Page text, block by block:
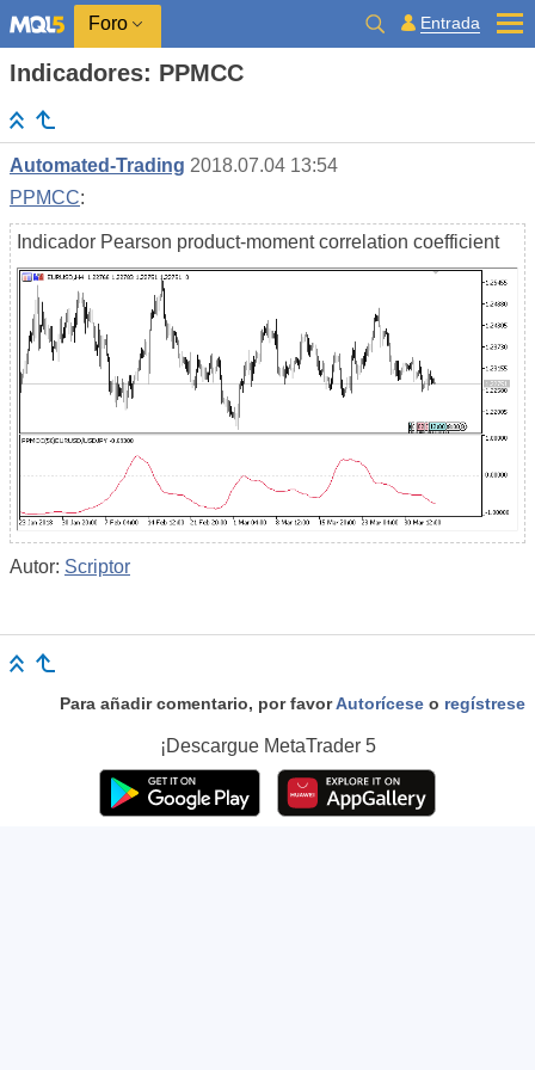
Foro Entrada
Indicadores: PPMCC
Automated-Trading 2018.07.04 13:54
PPMCC:
Indicador Pearson product-moment correlation coefficient
Autor: Scriptor
Para añadir comentario, por favorAutorícese o regístrese
¡Descargue MetaTrader 5